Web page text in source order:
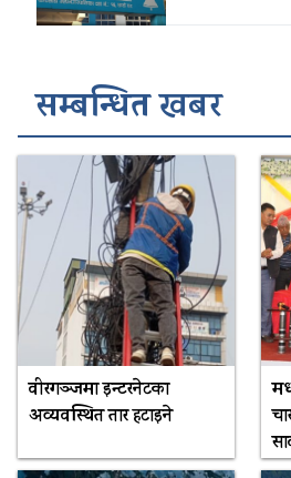
सम्बन्धित खबर
वीरगञ्जमा इन्टरनेटका
अव्यवस्थित तार हटाइने